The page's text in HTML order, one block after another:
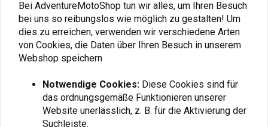
150/70 R17 Tourance
€195,93
110/70 | 17 Karoo Street
€191,70
Bei AdventureMotoShop tun wir alles, um Ihren Besuch
bei uns so reibungslos wie möglich zu gestalten! Um
dies zu erreichen, verwenden wir verschiedene Arten
von Cookies, die Daten über Ihren Besuch in unserem
Webshop speichern
Notwendige Cookies: Diese Cookies sind für
das ordnungsgemäße Funktionieren unserer
Website unerlässlich, z. B. für die Aktivierung der
Suchleiste.